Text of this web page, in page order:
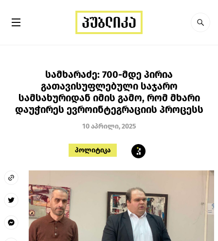
სამხარაძე: 700-მდე პირია
გათავისუფლებული საჯარო
სამსახურიდან იმის გამო, რომ მხარი
დაუჭირეს ევროინტეგრაციის პროცესს
10 აპრილი, 2025
პოლიტიკა